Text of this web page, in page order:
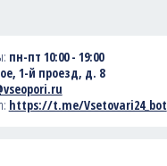
пн-пт 10:00 - 19:00
1-й проезд, д. 8
https://t.me/Vsetovari24_bot